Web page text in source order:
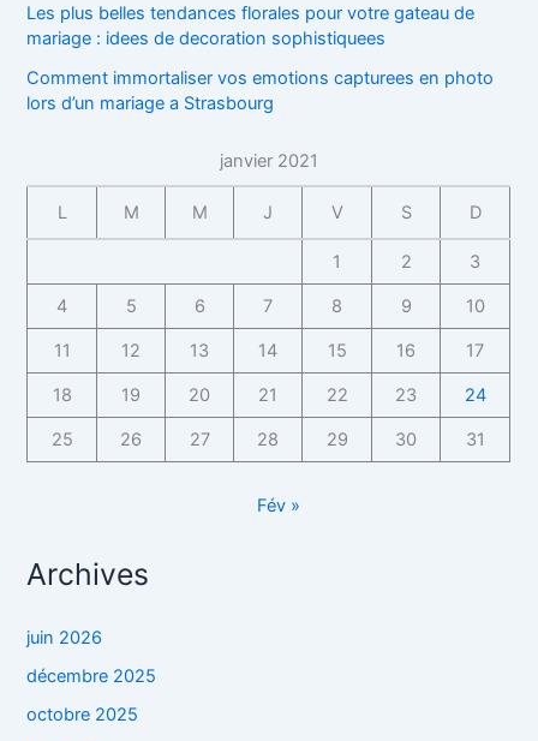
Les plus belles tendances florales pour votre gateau de
mariage : idees de decoration sophistiquees
Comment immortaliser vos emotions capturees en photo
lors d’un mariage a Strasbourg
janvier 2021
L M M J V S D
1 2 3
4 5 6 7 8 9 10
11 12 13 14 15 16 17
18 19 20 21 22 23 24
25 26 27 28 29 30 31
Fév »
Archives
juin 2026
décembre 2025
octobre 2025